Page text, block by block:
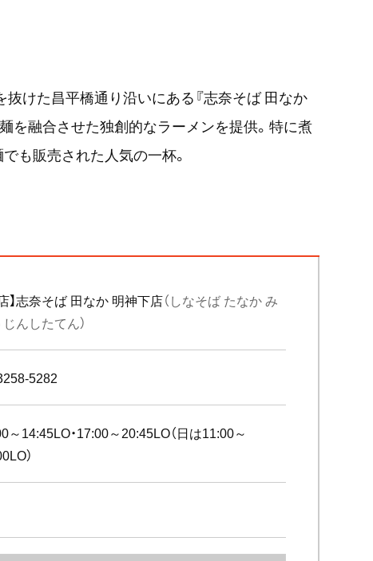
けた昌平橋通り沿いにある『志奈そば 田なか
を融合させた独創的なラーメンを提供。特に煮
も販売された人気の一杯。
】志奈そば 田なか 明神下店（しなそば たなか み
んしたてん）
5282
～14:45LO・17:00～20:45LO（日は11:00～
）